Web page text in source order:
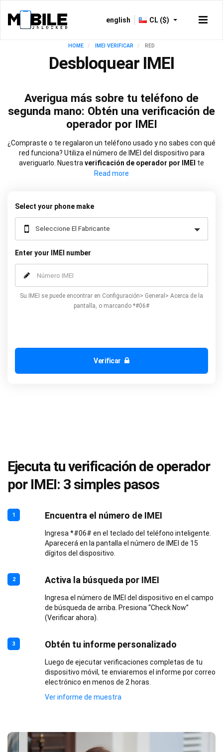
english CL ($)
HOME IMEI VERIFICAR RED
Desbloquear IMEI
Averigua más sobre tu teléfono de
segunda mano: Obtén una verificación de
operador por IMEI
¿Compraste o te regalaron un teléfono usado y no sabes con qué
red funciona? Utiliza el número de IMEI del dispositivo para
averiguarlo. Nuestra verificación de operador por IMEI te
permitirá saber rápidamente si está registrado en una red
rapidez para desbloquearlo si es necesario.
Select your phone make
Enter your IMEI number
Su IMEI se puede encontrar en Configuración> General> Acerca de la
pantalla, o marcando *#06#
Verificar
Ejecuta tu verificación de operador
por IMEI: 3 simples pasos
1 Encuentra el número de IMEI
Ingresa *#06# en el teclado del teléfono inteligente.
Aparecerá en la pantalla el número de IMEI de 15
dígitos del dispositivo.
2 Activa la búsqueda por IMEI
Ingresa el número de IMEI del dispositivo en el campo
de búsqueda de arriba. Presiona “Check Now”
(Verificar ahora).
3 Obtén tu informe personalizado
Luego de ejecutar verificaciones completas de tu
dispositivo móvil, te enviaremos el informe por correo
electrónico en menos de 2 horas.
Ver informe de muestra